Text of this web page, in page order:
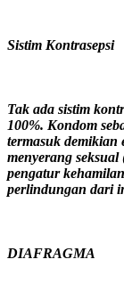
Sistim Kontrasepsi
Tak ada sistim
100%. Kondom
termasuk
menyerang
pengatur
perlindungan dari
DIAFRAGMA